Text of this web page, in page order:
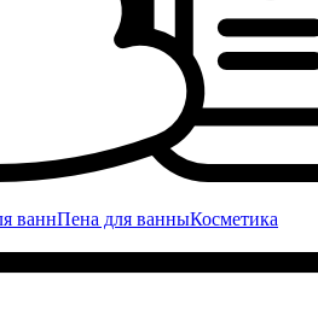
ваннПена для ванныКосметика